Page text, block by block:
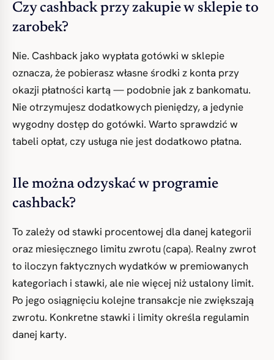
Czy cashback przy zakupie w sklepie to
zarobek?
Nie. Cashback jako wypłata gotówki w sklepie
oznacza, że pobierasz własne środki z konta przy
okazji płatności kartą — podobnie jak z bankomatu.
Nie otrzymujesz dodatkowych pieniędzy, a jedynie
wygodny dostęp do gotówki. Warto sprawdzić w
tabeli opłat, czy usługa nie jest dodatkowo płatna.
Ile można odzyskać w programie
cashback?
To zależy od stawki procentowej dla danej kategorii
oraz miesięcznego limitu zwrotu (capa). Realny zwrot
to iloczyn faktycznych wydatków w premiowanych
kategoriach i stawki, ale nie więcej niż ustalony limit.
Po jego osiągnięciu kolejne transakcje nie zwiększają
zwrotu. Konkretne stawki i limity określa regulamin
danej karty.